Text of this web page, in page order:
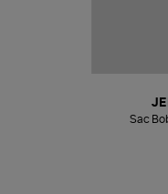
Sac